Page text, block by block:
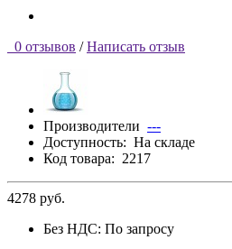
0 отзывов / Написать отзыв
Производители ---
Доступность: На складе
Код товара: 2217
4278 руб.
Без НДС: По запросу